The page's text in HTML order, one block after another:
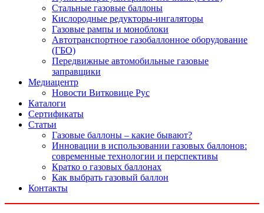
Стальные газовые баллоны
Кислородные редукторы-ингаляторы
Газовые рампы и моноблоки
Автотранспортное газобаллонное оборудование
(ГБО)
Передвижные автомобильные газовые
заправщики
Медиацентр
Новости Витковице Рус
Каталоги
Сертификаты
Статьи
Газовые баллоны – какие бывают?
Инновации в использовании газовых баллонов:
современные технологии и перспективы
Кратко о газовых баллонах
Как выбрать газовый баллон
Контакты